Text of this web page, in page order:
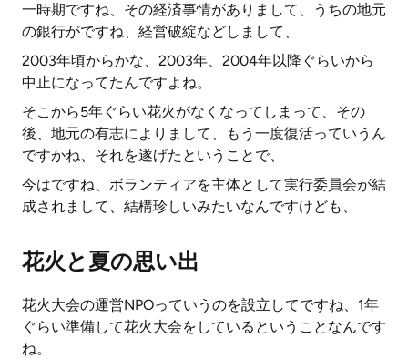
一時期ですね、その経済事情がありまして、うちの地元
の銀行がですね、経営破綻などしまして、
2003年頃からかな、2003年、2004年以降ぐらいから
中止になってたんですよね。
そこから5年ぐらい花火がなくなってしまって、その
後、地元の有志によりまして、もう一度復活っていうん
ですかね、それを遂げたということで、
今はですね、ボランティアを主体として実行委員会が結
成されまして、結構珍しいみたいなんですけども、
花火と夏の思い出
花火大会の運営NPOっていうのを設立してですね、1年
ぐらい準備して花火大会をしているということなんです
ね。